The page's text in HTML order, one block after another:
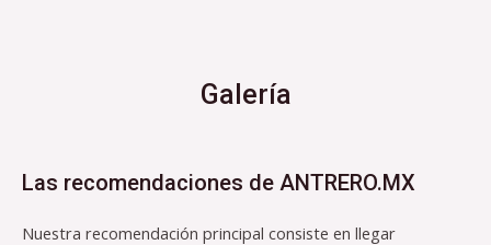
Galería
Las recomendaciones de ANTRERO.MX
Nuestra recomendación principal consiste en llegar